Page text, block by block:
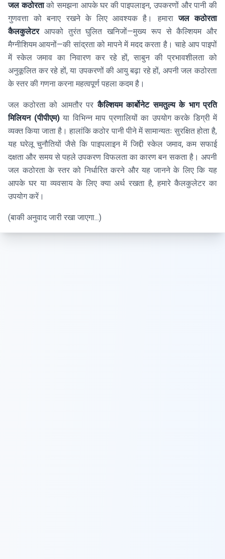
जल कठोरताको समझना आपके घर की पाइपलाइन, उपकरणों और पानी की
गुणवत्ता को बनाए रखने के लिए आवश्यक है। हमाराजल कठोरता
कैलकुलेटरआपको तुरंत घुलित खनिजों—मुख्य रूप से कैल्शियम और
मैग्नीशियम आयनों—की सांद्रता को मापने में मदद करता है। चाहे आप पाइपों
में स्केल जमाव का निवारण कर रहे हों, साबुन की प्रभावशीलता को
अनुकूलित कर रहे हों, या उपकरणों की आयु बढ़ा रहे हों, अपनी जल कठोरता
के स्तर की गणना करना महत्वपूर्ण पहला कदम है।
जल कठोरता को आमतौर परकैल्शियम कार्बोनेट समतुल्य के भाग प्रति
मिलियन (पीपीएम)या विभिन्न माप प्रणालियों का उपयोग करके डिग्री में
व्यक्त किया जाता है। हालांकि कठोर पानी पीने में सामान्यतः सुरक्षित होता है,
यह घरेलू चुनौतियों जैसे कि पाइपलाइन में जिद्दी स्केल जमाव, कम सफाई
दक्षता और समय से पहले उपकरण विफलता का कारण बन सकता है। अपनी
जल कठोरता के स्तर को निर्धारित करने और यह जानने के लिए कि यह
आपके घर या व्यवसाय के लिए क्या अर्थ रखता है, हमारे कैलकुलेटर का
उपयोग करें।
(बाकी अनुवाद जारी रखा जाएगा...)